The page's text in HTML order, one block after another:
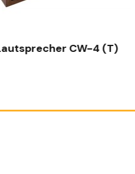
CW-4 (T)